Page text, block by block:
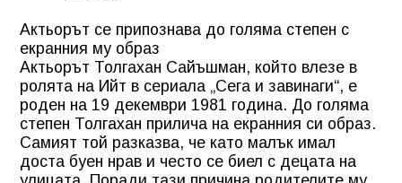
Актьорът се припознава до голяма степен с
екранния му образ
Актьорът Толгахан Сайъшман, който влезе в
ролята на Ийт в сериала „Сега и завинаги“, е
роден на 19 декември 1981 година. До голяма
степен Толгахан прилича на екранния си образ.
Самият той разказва, че като малък имал
доста буен нрав и често се биел с децата на